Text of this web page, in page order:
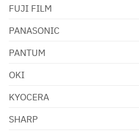
FUJI FILM
PANASONIC
PANTUM
OKI
KYOCERA
SHARP